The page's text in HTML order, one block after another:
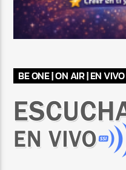
BE ONE | ON AIR | EN VIVO